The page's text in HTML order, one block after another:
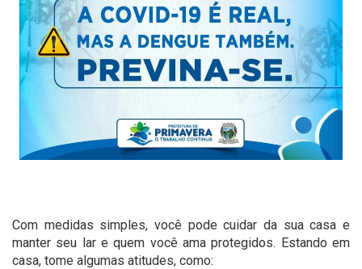
Com medidas simples, você pode cuidar da sua casa e
manter seu lar e quem você ama protegidos. Estando em
casa, tome algumas atitudes, como: